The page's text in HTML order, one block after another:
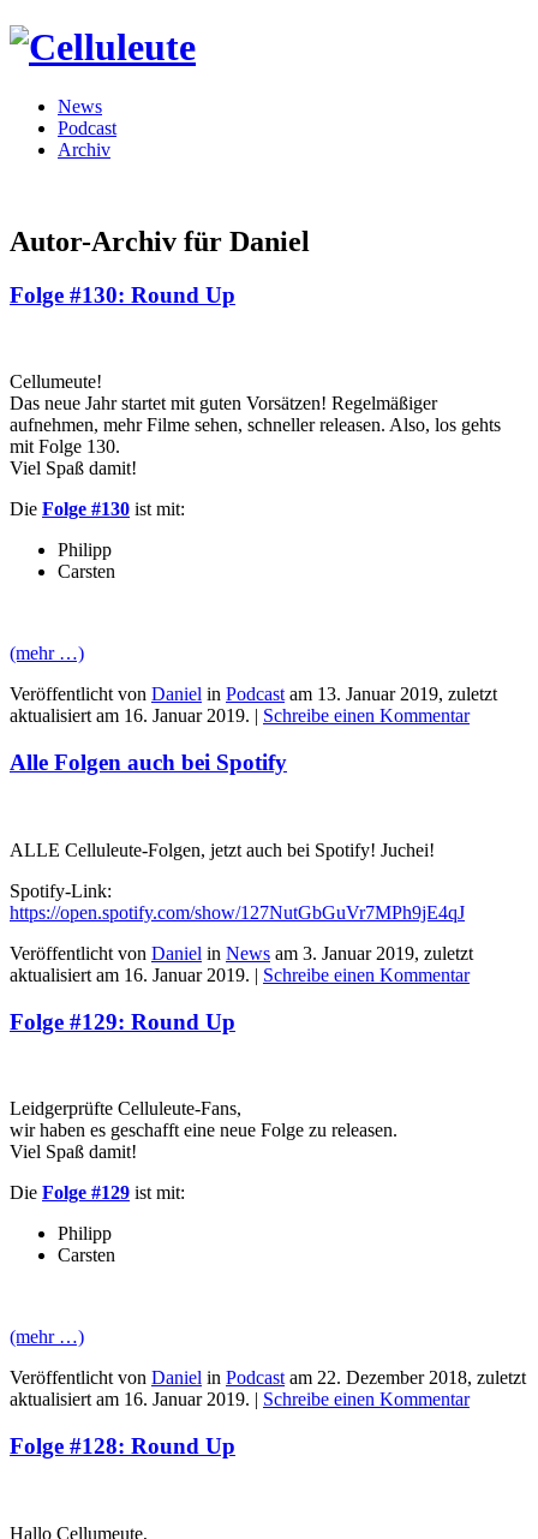
News
Podcast
Archiv
Autor-Archiv für Daniel
Folge #130: Round Up
Cellumeute!
Das neue Jahr startet mit guten Vorsätzen! Regelmäßiger
aufnehmen, mehr Filme sehen, schneller releasen. Also, los gehts
mit Folge 130.
Viel Spaß damit!
Die Folge #130 ist mit:
Philipp
Carsten
(mehr …)
Veröffentlicht von Daniel in Podcastam 13. Januar 2019, zuletzt
aktualisiert am 16. Januar 2019. | Schreibe einen Kommentar
Alle Folgen auch bei Spotify
ALLE Celluleute-Folgen, jetzt auch bei Spotify! Juchei!
Spotify-Link:
https://open.spotify.com/show/127NutGbGuVr7MPh9jE4qJ
Veröffentlicht von Daniel in News am 3. Januar 2019, zuletzt
aktualisiert am 16. Januar 2019. | Schreibe einen Kommentar
Folge #129: Round Up
Leidgerprüfte Celluleute-Fans,
wir haben es geschafft eine neue Folge zu releasen.
Viel Spaß damit!
Die Folge #129 ist mit:
Philipp
Carsten
(mehr …)
Veröffentlicht von Daniel in Podcast am 22. Dezember 2018, zuletzt
aktualisiert am 16. Januar 2019. | Schreibe einen Kommentar
Folge #128: Round Up
Hallo Cellumeute,